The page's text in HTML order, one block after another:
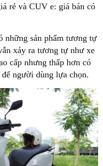
rẻ và CUV e: giá bán có
những sản phẩm tương tự
xảy ra tương tự như xe
cấp nhưng thấp hơn có
người dùng lựa chọn.